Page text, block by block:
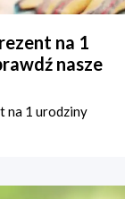
na 1
nasze
na 1 urodziny